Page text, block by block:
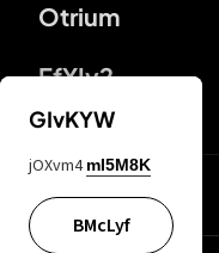
Otrium
FfYIy2
Lj7sBL
GIvKYW
jOXvm4 mI5M8K
BMcLyf